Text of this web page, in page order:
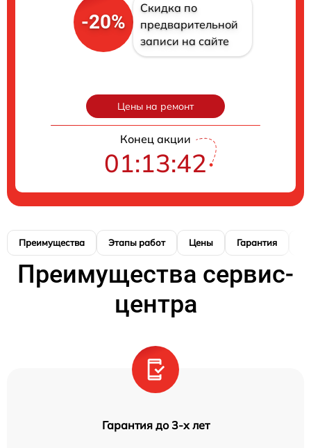
-20%
Скидка по
предварительной
записи на сайте
Цены на ремонт
Конец акции
01:13:41
Преимущества Этапы работ Цены Гарантия
Преимущества сервис-
центра
Гарантия до 3-х лет